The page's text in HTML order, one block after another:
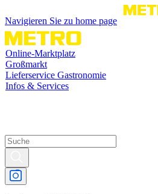
Navigieren Sie zu home page
Online-Marktplatz
Großmarkt
Lieferservice Gastronomie
Infos & Services